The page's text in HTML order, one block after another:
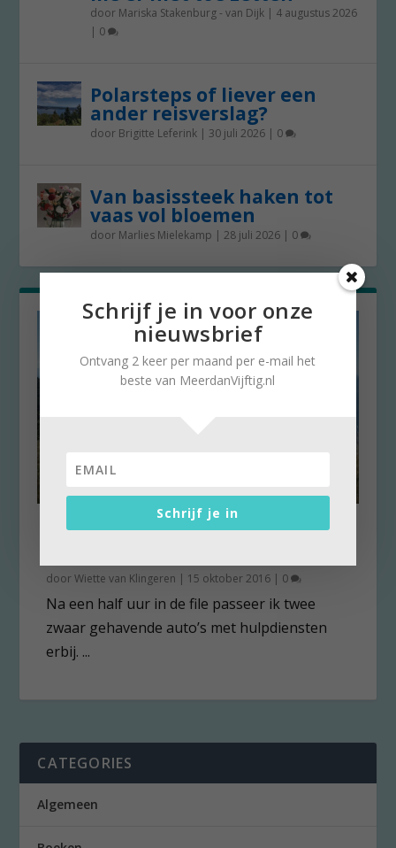
door Mariska Stakenburg - van Dijk | 4 augustus 2026
| 0
Polarsteps of liever een
ander reisverslag?
door Brigitte Leferink | 30 juli 2026 | 0
Van basissteek haken tot
vaas vol bloemen
door Marlies Mielekamp |28 juli 2026 | 0
Light Years en l’Avenir; als de
doorWiette van Klingeren | 15 oktober 2016 | 0
Na een half uur in de file passeer ik twee
zwaar gehavende auto’s met hulpdiensten
erbij. ...
CATEGORIES
Algemeen
Schrijf je in voor onze
nieuwsbrief
Ontvang 2 keer per maand per e-mail het
beste van MeerdanVijftig.nl
Schrijf je in